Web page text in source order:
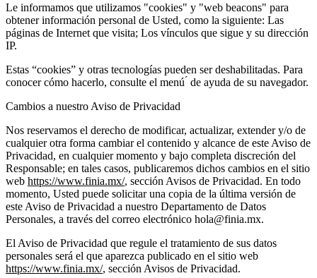
Le informamos que utilizamos "cookies" y "web beacons" para
obtener información personal de Usted, como la siguiente: Las
páginas de Internet que visita; Los vínculos que sigue y su dirección
IP.
Estas “cookies” y otras tecnologías pueden ser deshabilitadas. Para
conocer cómo hacerlo, consulte el menú ́ de ayuda de su navegador.
Cambios a nuestro Aviso de Privacidad
Nos reservamos el derecho de modificar, actualizar, extender y/o de
cualquier otra forma cambiar el contenido y alcance de este Aviso de
Privacidad, en cualquier momento y bajo completa discreción del
Responsable; en tales casos, publicaremos dichos cambios en el sitio
web https://www.finia.mx/, sección Avisos de Privacidad. En todo
momento, Usted puede solicitar una copia de la última versión de
este Aviso de Privacidad a nuestro Departamento de Datos
Personales, a través del correo electrónico hola@finia.mx.
El Aviso de Privacidad que regule el tratamiento de sus datos
personales será el que aparezca publicado en el sitio web
https://www.finia.mx/, sección Avisos de Privacidad.